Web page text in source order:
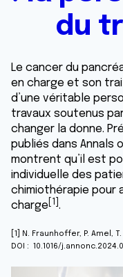
du
Le cancer du
en charge et son
d’une véritable
travaux soutenus
changer la donne.
publiés dans Annals
montrent qu’il est
individuelle des
chimiothérapie pour
charge
.
[1] N. Fraunhoffer, P. Amel,
DOI : 10.1016/